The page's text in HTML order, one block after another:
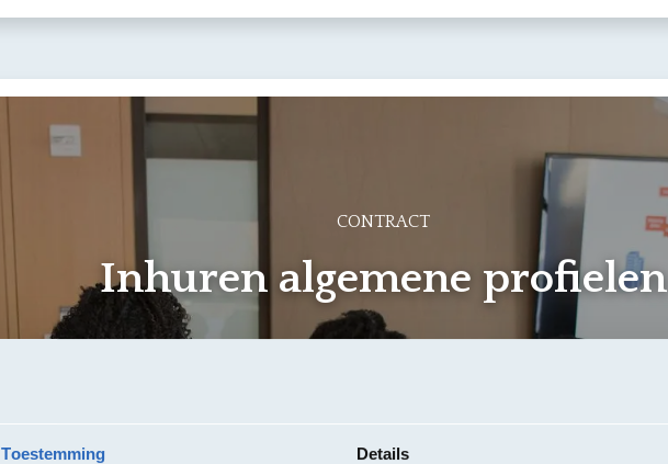
Toestemming Details
CONTRACT
Inhuren algemene profielen